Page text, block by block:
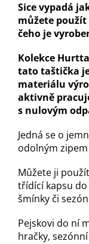
Sice vypadá
můžete
čeho je
Kolekce
tato taštička
materiálu
aktivně
s nulovým
Jedná se o
odolným
Můžete ji
třídící kapsu
šmínky či
Pejskovi do ní
hračky,